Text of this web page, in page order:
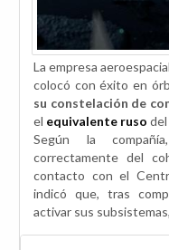
La empresa aeroespacial
colocó con éxito en
su constelación de
el equivalente ruso
Según la
correctamente del
contacto con el
indicó que, tras
activar sus